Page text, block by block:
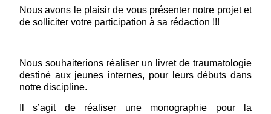
Nous avons le plaisir de vous présenter notre projet et
de solliciter votre participation à sa rédaction !!!
Nous souhaiterions réaliser un livret de traumatologie
destiné aux jeunes internes, pour leurs débuts dans
notre discipline.
Il s’agit de réaliser une monographie pour la